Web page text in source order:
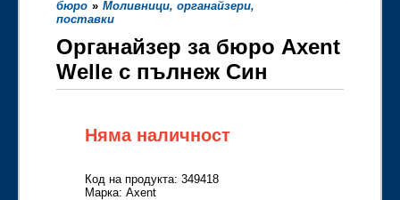
бюро » Моливници, органайзери,
поставки
Органайзер за бюро Axent
Welle с пълнеж Син
Няма наличност
Код на продукта: 349418
Марка: Axent